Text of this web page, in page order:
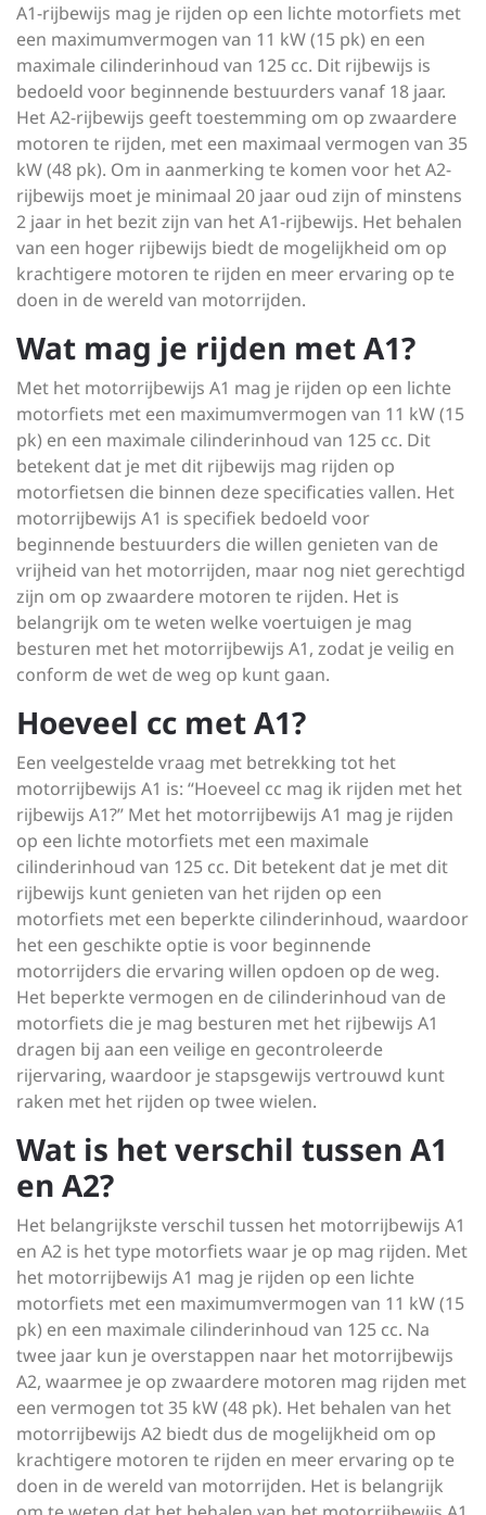
A1-rijbewijs mag je rijden op een lichte motorfiets met
een maximumvermogen van 11 kW (15 pk) en een
maximale cilinderinhoud van 125 cc. Dit rijbewijs is
bedoeld voor beginnende bestuurders vanaf 18 jaar.
Het A2-rijbewijs geeft toestemming om op zwaardere
motoren te rijden, met een maximaal vermogen van 35
kW (48 pk). Om in aanmerking te komen voor het A2-
rijbewijs moet je minimaal 20 jaar oud zijn of minstens
2 jaar in het bezit zijn van het A1-rijbewijs. Het behalen
van een hoger rijbewijs biedt de mogelijkheid om op
krachtigere motoren te rijden en meer ervaring op te
doen in de wereld van motorrijden.
Wat mag je rijden met A1?
Met het motorrijbewijs A1 mag je rijden op een lichte
motorfiets met een maximumvermogen van 11 kW (15
pk) en een maximale cilinderinhoud van 125 cc. Dit
betekent dat je met dit rijbewijs mag rijden op
motorfietsen die binnen deze specificaties vallen. Het
motorrijbewijs A1 is specifiek bedoeld voor
beginnende bestuurders die willen genieten van de
vrijheid van het motorrijden, maar nog niet gerechtigd
zijn om op zwaardere motoren te rijden. Het is
belangrijk om te weten welke voertuigen je mag
besturen met het motorrijbewijs A1, zodat je veilig en
conform de wet de weg op kunt gaan.
Hoeveel cc met A1?
Een veelgestelde vraag met betrekking tot het
motorrijbewijs A1 is: “Hoeveel cc mag ik rijden met het
rijbewijs A1?” Met het motorrijbewijs A1 mag je rijden
op een lichte motorfiets met een maximale
cilinderinhoud van 125 cc. Dit betekent dat je met dit
rijbewijs kunt genieten van het rijden op een
motorfiets met een beperkte cilinderinhoud, waardoor
het een geschikte optie is voor beginnende
motorrijders die ervaring willen opdoen op de weg.
Het beperkte vermogen en de cilinderinhoud van de
motorfiets die je mag besturen met het rijbewijs A1
dragen bij aan een veilige en gecontroleerde
rijervaring, waardoor je stapsgewijs vertrouwd kunt
raken met het rijden op twee wielen.
Wat is het verschil tussen A1
en A2?
Het belangrijkste verschil tussen het motorrijbewijs A1
en A2 is het type motorfiets waar je op mag rijden. Met
het motorrijbewijs A1 mag je rijden op een lichte
motorfiets met een maximumvermogen van 11 kW (15
pk) en een maximale cilinderinhoud van 125 cc. Na
twee jaar kun je overstappen naar het motorrijbewijs
A2, waarmee je op zwaardere motoren mag rijden met
een vermogen tot 35 kW (48 pk). Het behalen van het
motorrijbewijs A2 biedt dus de mogelijkheid om op
krachtigere motoren te rijden en meer ervaring op te
doen in de wereld van motorrijden. Het is belangrijk